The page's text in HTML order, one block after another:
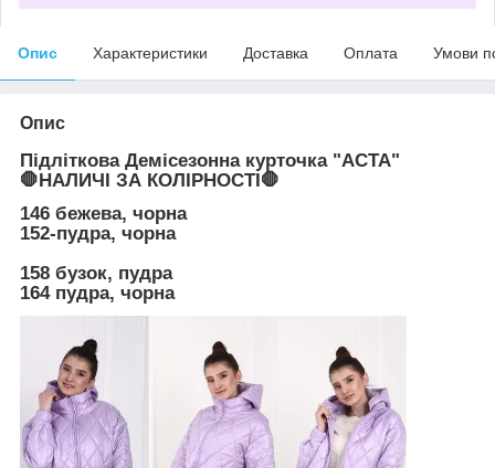
Опис Характеристики Доставка Оплата Умови
Опис
Підліткова Демісезонна курточка "АСТА"
🛑НАЛИЧІ ЗА КОЛІРНОСТІ🛑
146 бежева, чорна
152-пудра, чорна
158 бузок, пудра
164 пудра, чорна